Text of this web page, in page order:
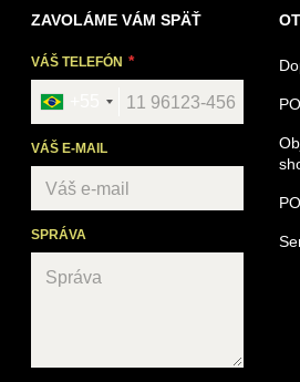
ZAVOLÁME VÁM SPÄŤ
VÁŠ TELEFÓN
VÁŠ E-MAIL
SPRÁVA